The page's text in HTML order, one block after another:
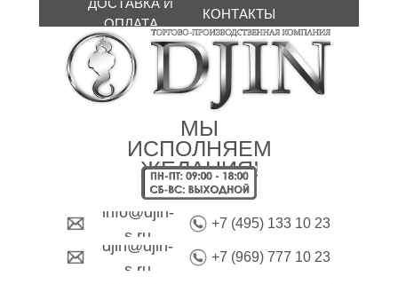
МЫ
ИСПОЛНЯЕМ
ЖЕЛАНИЯ!
+7 (969) 777 10 23
+7 (495) 133 10 23
ДОСТАВКА И
ОПЛАТА
КОНТАКТЫ
info@djin-
s.ru
djin@djin-
s.ru